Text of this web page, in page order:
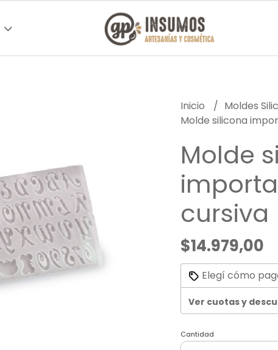
Inicio
Moldes
Molde silicona
Molde
cursiva
$14.979,00
Elegí cómo
Ver cuotas y
Cantidad